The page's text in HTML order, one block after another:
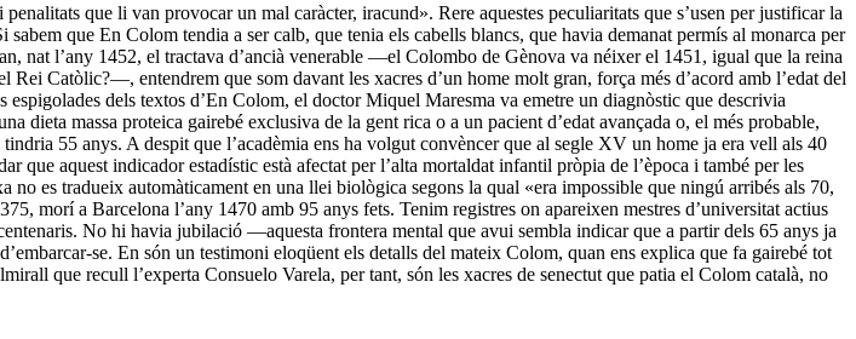
que li van provocar un mal caràcter, iracund». Rere aquestes peculiaritats que s’usen per justificar la
que En Colom tendia a ser calb, que tenia els cabells blancs, que havia demanat permís al monarca per
nat l’any 1452, el tractava d’ancià venerable —el Colombo de Gènova va néixer el 1451, igual que la reina
Catòlic?—, entendrem que som davant les xacres d’un home molt gran, força més d’acord amb l’edat del
dels textos d’En Colom, el doctor Miquel Maresma va emetre un diagnòstic que descrivia
dieta massa proteica gairebé exclusiva de la gent rica o a un pacient d’edat avançada o, el més probable,
55 anys. A despit que l’acadèmia ens ha volgut convèncer que al segle XV un home ja era vell als 40
que aquest indicador estadístic està afectat per l’alta mortaldat infantil pròpia de l’època i també per les
no es tradueix automàticament en una llei biològica segons la qual «era impossible que ningú arribés als 70,
morí a Barcelona l’any 1470 amb 95 anys fets. Tenim registres on apareixen mestres d’universitat actius
No hi havia jubilació —aquesta frontera mental que avui sembla indicar que a partir dels 65 anys ja
se. En són un testimoni eloqüent els detalls del mateix Colom, quan ens explica que fa gairebé tot
que recull l’experta Consuelo Varela, per tant, són les xacres de senectut que patia el Colom català, no